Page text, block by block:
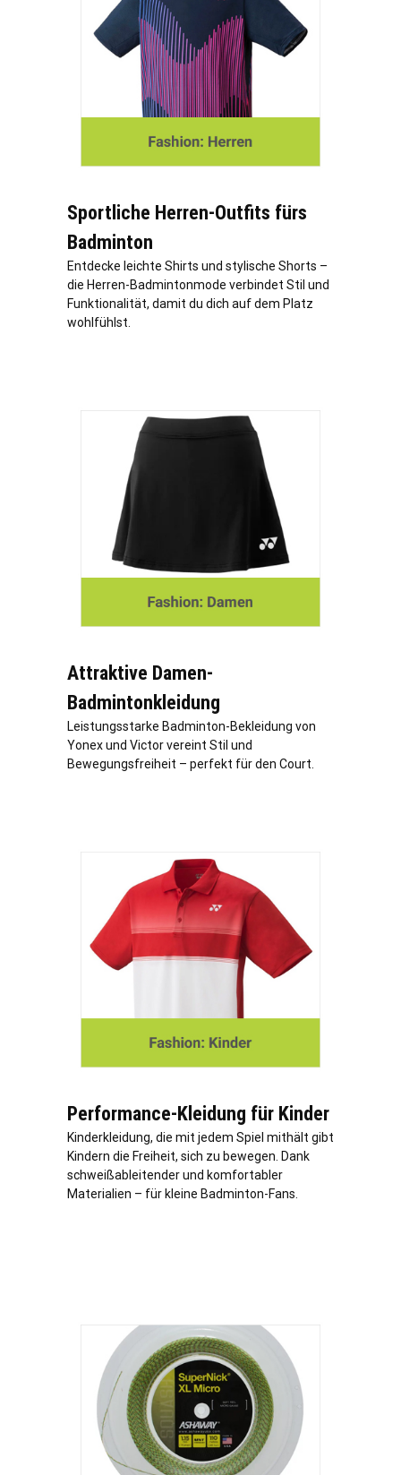
Sportliche Herren-Outfits fürs
Badminton
Entdecke leichte Shirts und stylische Shorts –
die Herren-Badmintonmode verbindet Stil und
Funktionalität, damit du dich auf dem Platz
wohlfühlst.
Attraktive Damen-
Badmintonkleidung
Leistungsstarke Badminton-Bekleidung von
Yonex und Victor vereint Stil und
Bewegungsfreiheit – perfekt für den Court.
Performance-Kleidung für Kinder
Kinderkleidung, die mit jedem Spiel mithält gibt
Kindern die Freiheit, sich zu bewegen. Dank
schweißableitender und komfortabler
Materialien – für kleine Badminton-Fans.